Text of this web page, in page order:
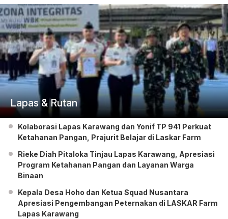
Lapas & Rutan
Kolaborasi Lapas Karawang dan Yonif TP 941 Perkuat
Ketahanan Pangan, Prajurit Belajar di Laskar Farm
Rieke Diah Pitaloka Tinjau Lapas Karawang, Apresiasi
Program Ketahanan Pangan dan Layanan Warga
Binaan
Kepala Desa Hoho dan Ketua Squad Nusantara
Apresiasi Pengembangan Peternakan di LASKAR Farm
Lapas Karawang